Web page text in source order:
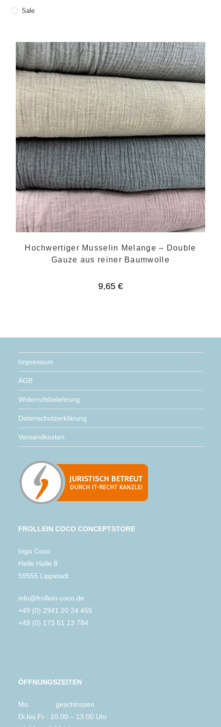
Sale
Hochwertiger Musselin Melange – Double
Gauze aus reiner Baumwolle
9,65 €
Impressum
AGB
Widerrufsbelehrung
Datenschutzerklärung
Versandkosten
FROLLEIN COCO CONCEPTSTORE
Inga Coso
Helle Halle 8
59555 Lippstadt
info@frollein-coco.de
+49 (0) 2941 20 24 455
+49 (0) 173 51 13 784
ÖFFNUNGSZEITEN
Mo. : geschlossen
Di bis Fr : 10:00 – 13:00 Uhr